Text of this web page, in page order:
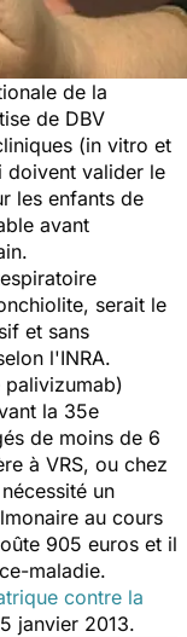
de la
de DBV
(in vitro et
doivent valider le
les enfants de
avant
serait le
et sans
l'INRA.
la 35e
de moins de 6
à VRS, ou chez
un
au cours
905 euros et il
maladie.
contre la
janvier 2013.